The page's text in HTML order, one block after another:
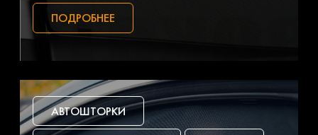
Ifa
Jac
Jeep Kia
ПОДРОБНЕЕ
АВТОШТОРКИ